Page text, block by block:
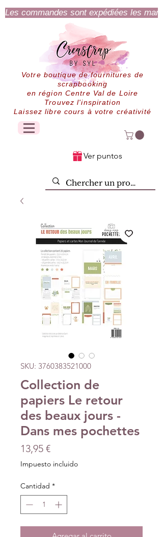
Les commandes sont expédiées les
Votre boutique de fournitures de
scrapbooking
en région Centre Val de Loire
Trouvez l'inspiration
Laissez libre cours à votre créativité
Ver puntos
SKU: 3760383521000
Collection de
papiers Le retour
des beaux jours -
Dans mes pochettes
13,95 €Precio
Impuesto incluido
Cantidad *